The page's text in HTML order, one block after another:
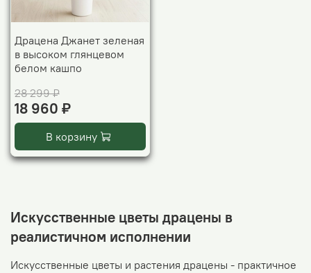
Драцена Джанет зеленая
в высоком глянцевом
белом кашпо
28 299 ₽
18 960 ₽
В корзину
Искусственные цветы драцены в
реалистичном исполнении
Искусственные цветы и растения драцены - практичное